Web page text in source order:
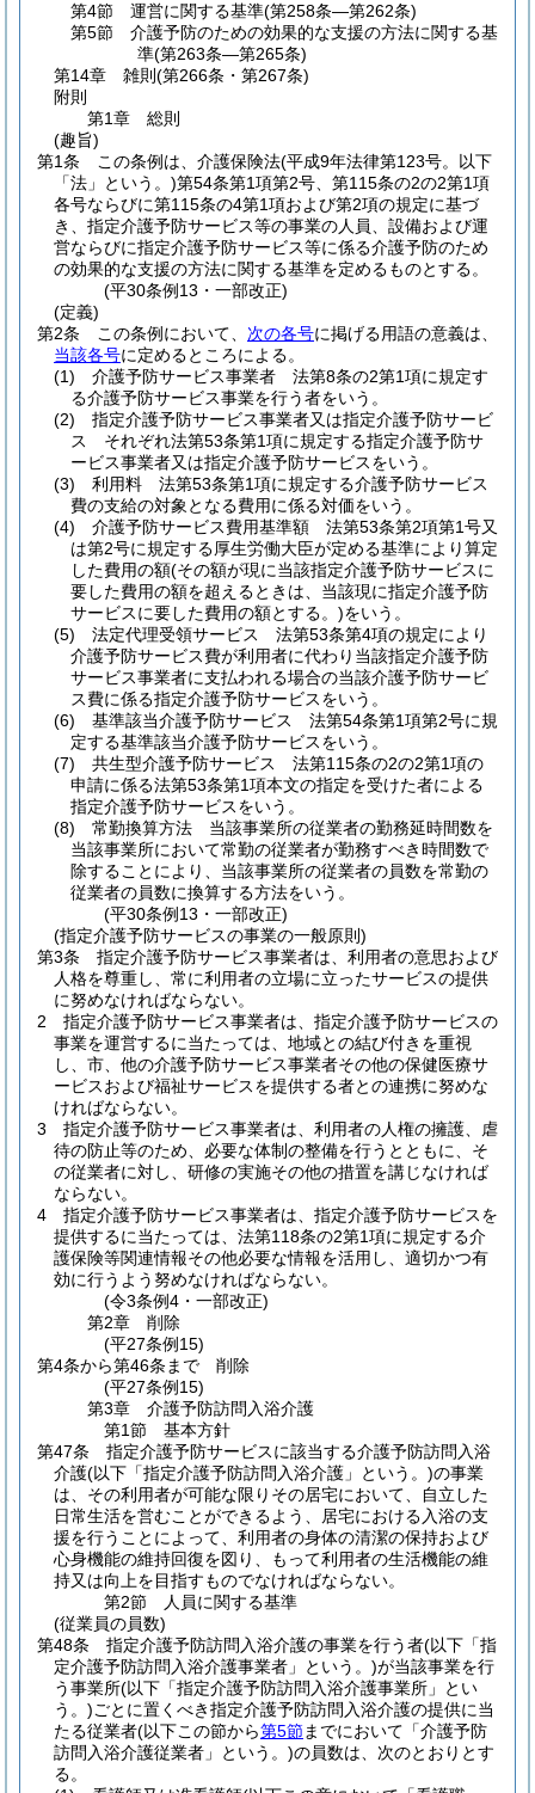
第4節
運営に関する基準(第258条―第262条)
第5節
介護予防のための効果的な支援の方法に関する基
準(第263条―第265条)
第14章
雑則 (第266条・第267条)
附則
第1章
総則
(趣旨)
第1条
この条例は、介護保険法(平成9年法律第123号。以下
「法」という。)第54条第1項第2号、第115条の2の2第1項
各号ならびに第115条の4第1項および第2項の規定に基づ
き、指定介護予防サービス等の事業の人員、設備および運
営ならびに指定介護予防サービス等に係る介護予防のため
の効果的な支援の方法に関する基準を定めるものとする。
(平30条例13・一部改正)
(定義)
第2条
この条例において、 次の各号に掲げる用語の意義は、
当該各号に定めるところによる。
(1)
介護予防サービス事業者 法第8条の2第1項に規定す
る介護予防サービス事業を行う者をいう。
(2)
指定介護予防サービス事業者又は指定介護予防サービ
ス それぞれ法第53条第1項に規定する指定介護予防サ
ービス事業者又は指定介護予防サービスをいう。
(3)
利用料 法第53条第1項に規定する介護予防サービス
費の支給の対象となる費用に係る対価をいう。
(4)
介護予防サービス費用基準額 法第53条第2項第1号又
は第2号に規定する厚生労働大臣が定める基準により算定
した費用の額(その額が現に当該指定介護予防サービスに
要した費用の額を超えるときは、当該現に指定介護予防
サービスに要した費用の額とする。)をいう。
(5)
法定代理受領サービス 法第53条第4項の規定により
介護予防サービス費が利用者に代わり当該指定介護予防
サービス事業者に支払われる場合の当該介護予防サービ
ス費に係る指定介護予防サービスをいう。
(6)
基準該当介護予防サービス 法第54条第1項第2号に規
定する基準該当介護予防サービスをいう。
(7)
共生型介護予防サービス 法第115条の2の2第1項の
申請に係る法第53条第1項本文の指定を受けた者による
指定介護予防サービスをいう。
(8)
常勤換算方法 当該事業所の従業者の勤務延時間数を
当該事業所において常勤の従業者が勤務すべき時間数で
除することにより、当該事業所の従業者の員数を常勤の
従業者の員数に換算する方法をいう。
(平30条例13・一部改正)
(指定介護予防サービスの事業の一般原則)
第3条
指定介護予防サービス事業者は、利用者の意思および
人格を尊重し、常に利用者の立場に立ったサービスの提供
に努めなければならない。
2
指定介護予防サービス事業者は、指定介護予防サービスの
事業を運営するに当たっては、地域との結び付きを重視
し、市、他の介護予防サービス事業者その他の保健医療サ
ービスおよび福祉サービスを提供する者との連携に努めな
ければならない。
3
指定介護予防サービス事業者は、利用者の人権の擁護、虐
待の防止等のため、必要な体制の整備を行うとともに、そ
の従業者に対し、研修の実施その他の措置を講じなければ
ならない。
4
指定介護予防サービス事業者は、指定介護予防サービスを
提供するに当たっては、法第118条の2第1項に規定する介
護保険等関連情報その他必要な情報を活用し、適切かつ有
効に行うよう努めなければならない。
(令3条例4・一部改正)
第2章
削除
(平27条例15)
第4条から第46条まで
削除
(平27条例15)
第3章
介護予防訪問入浴介護
第1節
基本方針
第47条
指定介護予防サービスに該当する介護予防訪問入浴
介護(以下「指定介護予防訪問入浴介護」という。)の事業
は、その利用者が可能な限りその居宅において、自立した
日常生活を営むことができるよう、居宅における入浴の支
援を行うことによって、利用者の身体の清潔の保持および
心身機能の維持回復を図り、もって利用者の生活機能の維
持又は向上を目指すものでなければならない。
第2節
人員に関する基準
(従業員の員数)
第48条
指定介護予防訪問入浴介護の事業を行う者(以下「指
定介護予防訪問入浴介護事業者」という。)が当該事業を行
う事業所(以下「指定介護予防訪問入浴介護事業所」とい
う。)ごとに置くべき指定介護予防訪問入浴介護の提供に当
たる従業者(以下この節から第5節までにおいて「介護予防
訪問入浴介護従業者」という。)の員数は、次のとおりとす
る。